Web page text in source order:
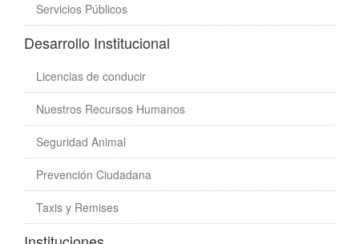
Servicios Públicos
Desarrollo Institucional
Licencias de conducir
Nuestros Recursos Humanos
Seguridad Animal
Prevención Ciudadana
Taxis y Remises